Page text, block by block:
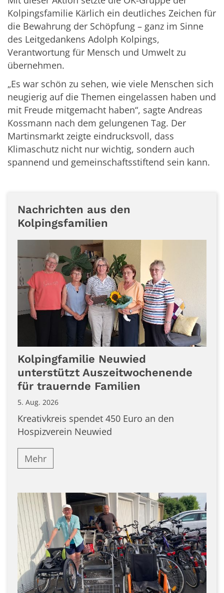
Kolpingsfamilie Kärlich ein deutliches Zeichen für
die Bewahrung der Schöpfung – ganz im Sinne
des Leitgedankens Adolph Kolpings,
Verantwortung für Mensch und Umwelt zu
übernehmen.
„Es war schön zu sehen, wie viele Menschen sich
neugierig auf die Themen eingelassen haben und
mit Freude mitgemacht haben“, sagte Andreas
Kossmann nach dem gelungenen Tag. Der
Martinsmarkt zeigte eindrucksvoll, dass
Klimaschutz nicht nur wichtig, sondern auch
spannend und gemeinschaftsstiftend sein kann.
Nachrichten aus den
Kolpingsfamilien
Kolpingfamilie Neuwied
unterstützt Auszeitwochenende
für trauernde Familien
5. Aug. 2026
Kreativkreis spendet 450 Euro an den
Hospizverein Neuwied
Mehr